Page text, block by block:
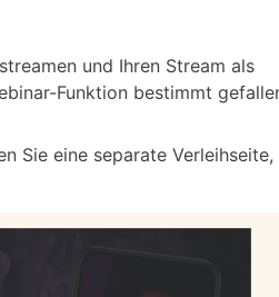
und Ihren Stream als
Funktion bestimmt
Sie eine separate Verleihseite,